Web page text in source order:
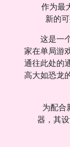
作为最
新的
这是一
家在单局游
通往此处的
高大如恐龙
为配合
器，其